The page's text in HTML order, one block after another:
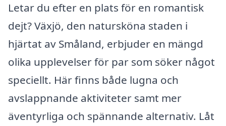
Letar du efter en plats för en romantisk
dejt? Växjö, den natursköna staden i
hjärtat av Småland, erbjuder en mängd
olika upplevelser för par som söker något
speciellt. Här finns både lugna och
avslappnande aktiviteter samt mer
äventyrliga och spännande alternativ. Låt